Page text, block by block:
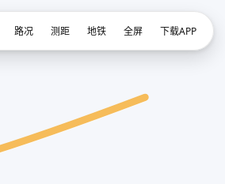
路况 测距 地铁 全屏 下载APP